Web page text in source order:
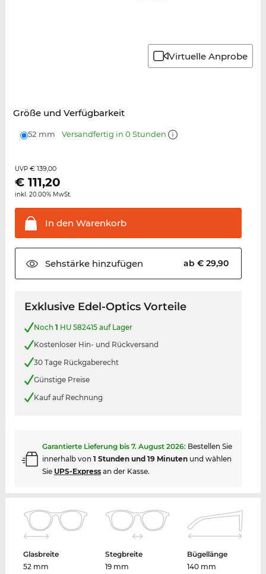
Virtuelle Anprobe
Größe und Verfügbarkeit
52 mm Versandfertig in 0 Stunden
UVP € 139,00
€ 111,20
inkl. 20.00% MwSt.
In den Warenkorb
Sehstärkehinzufügen ab € 29,90
Exklusive Edel-Optics Vorteile
Noch 1 HU 582415 auf Lager
Kostenloser Hin- und Rückversand
30 Tage Rückgaberecht
Günstige Preise
Kauf auf Rechnung
Garantierte Lieferung bis 7. August 2026: Bestellen Sie
innerhalb von 1 Stunden und 19 Minutenund wählen
Sie UPS-Expressan der Kasse.
Glasbreite
52 mm
Stegbreite
19 mm
Bügellänge
140 mm